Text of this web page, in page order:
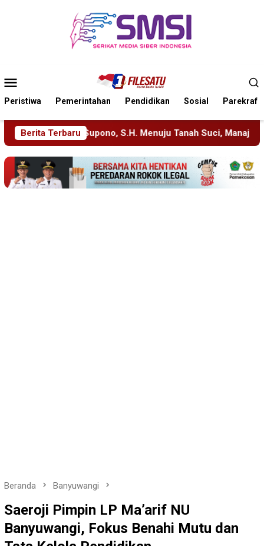
Mobile
Peristiwa Pemerintahan Pendidikan Sosial Parekraf
Berita Terbaru
Suci, Manajemen Pastikan Pelayanan Berita Tetap
Beranda Banyuwangi
Saeroji Pimpin LP Ma’arif NU
Banyuwangi, Fokus Benahi Mutu dan